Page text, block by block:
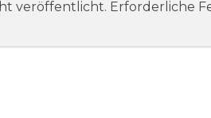
veröffentlicht. Erforderliche